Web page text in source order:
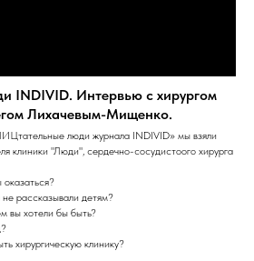
INDIVID. Интервью с хирургом
Лихачевым-Мищенко.
люди журнала INDIVID» мы взяли
клиники "Люди", сердечно-сосудистоого хирурга
рассказывали детям?
вы хотели бы быть?
хирургическую клинику?